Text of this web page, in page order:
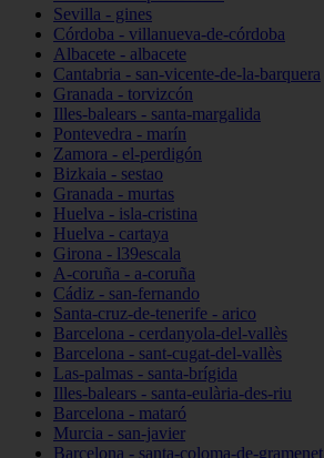
Sevilla - gines
Córdoba - villanueva-de-córdoba
Albacete - albacete
Cantabria - san-vicente-de-la-barquera
Granada - torvizcón
Illes-balears - santa-margalida
Pontevedra - marín
Zamora - el-perdigón
Bizkaia - sestao
Granada - murtas
Huelva - isla-cristina
Huelva - cartaya
Girona - l39escala
A-coruña - a-coruña
Cádiz - san-fernando
Santa-cruz-de-tenerife - arico
Barcelona - cerdanyola-del-vallès
Barcelona - sant-cugat-del-vallès
Las-palmas - santa-brígida
Illes-balears - santa-eulària-des-riu
Barcelona - mataró
Murcia - san-javier
Barcelona - santa-coloma-de-gramenet